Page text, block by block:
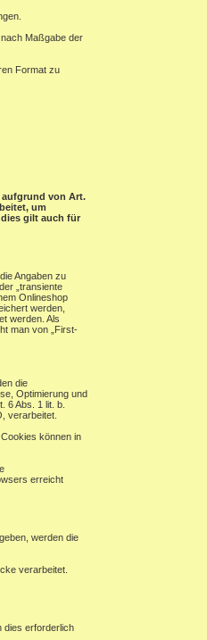
Maßgabe der
Format zu
aufgrund von Art.
um
dies gilt auch für
Angaben zu
„transiente
Onlineshop
werden,
werden. Als
man von „First-
die
Optimierung und
6 Abs. 1 lit. b.
verarbeitet.
können in
erreicht
werden die
verarbeitet.
dies erforderlich